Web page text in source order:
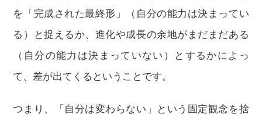
を「完成された最終形」（自分の能力は決まってい
る）と捉えるか、進化や成長の余地がまだまだある
（自分の能力は決まっていない）とするかによっ
て、差が出てくるということです。
つまり、「自分は変わらない」という固定観念を捨